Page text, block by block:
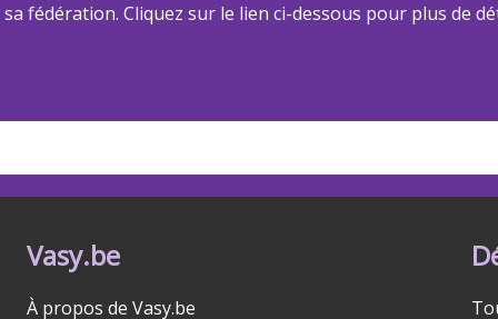
fédération. Cliquez sur le lien ci-dessous pour plus de
Vasy.be
À propos de Vasy.be